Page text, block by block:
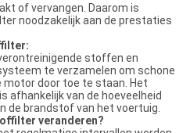
of vervangen. Daarom is
noodzakelijk aan de prestaties
stoffen en
te verzamelen om schone
door toe te staan. Het
afhankelijk van de hoeveelheid
de brandstof van het voertuig.
veranderen?